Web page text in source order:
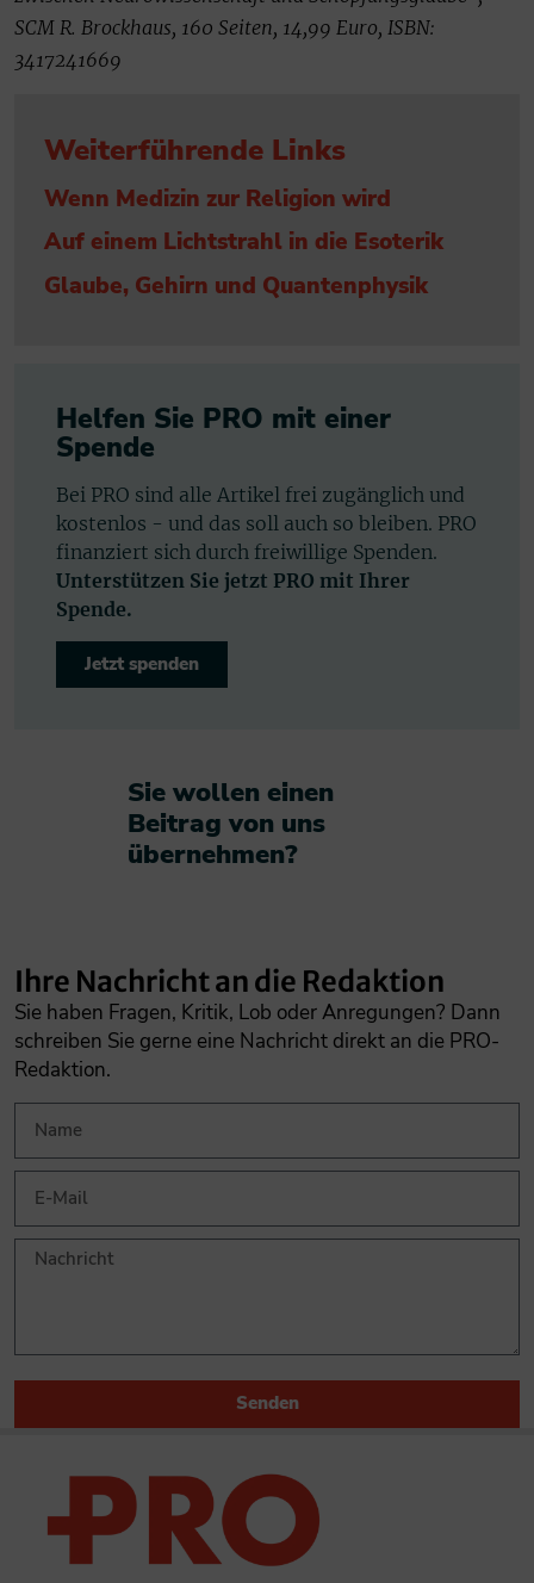
SCM R. Brockhaus, 160 Seiten, 14,99 Euro, ISBN:
3417241669
Weiterführende Links
Wenn Medizin zur Religion wird
Auf einem Lichtstrahl in die Esoterik
Glaube, Gehirn und Quantenphysik
Helfen Sie PRO mit einer
Spende
Bei PRO sind alle Artikel frei zugänglich und
kostenlos - und das soll auch so bleiben. PRO
finanziert sich durch freiwillige Spenden.
Unterstützen Sie jetzt PRO mit Ihrer
Spende.
Jetzt spenden
Sie wollen einen
Beitrag von uns
übernehmen?​
Ihre Nachricht an die Redaktion
Sie haben Fragen, Kritik, Lob oder Anregungen? Dann
schreiben Sie gerne eine Nachricht direkt an die PRO-
Redaktion.
Senden